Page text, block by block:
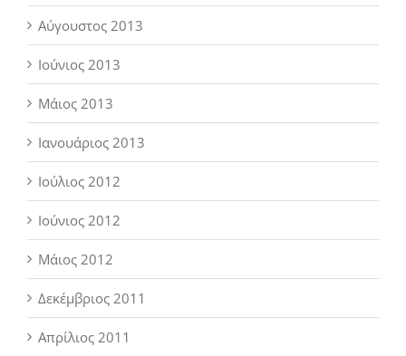
Αύγουστος 2013
Ιούνιος 2013
Μάιος 2013
Ιανουάριος 2013
Ιούλιος 2012
Ιούνιος 2012
Μάιος 2012
Δεκέμβριος 2011
Απρίλιος 2011